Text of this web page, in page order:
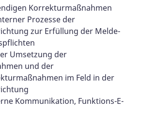
Korrekturmaßnahmen
Prozesse der
zur Erfüllung der Melde-
Umsetzung der
und der
im Feld in der
Kommunikation, Funktions-E-